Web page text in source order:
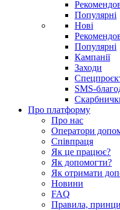
Популярні
Нові
Популярні
Кампанії
Заходи
SMS-
Про платформу
Про нас
Оператори
Співпраця
Як це працює?
Як допомогти?
Як отримати
Новини
FAQ
Правила,